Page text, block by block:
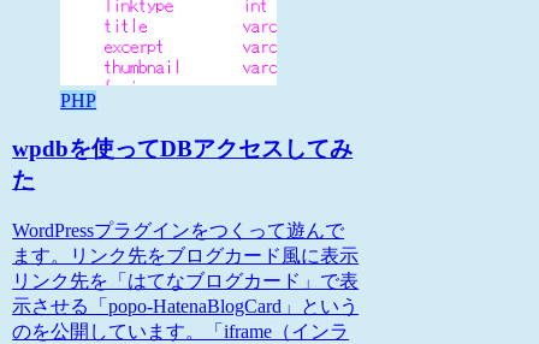
PHP
wpdbを使ってDBアクセスしてみ
た
WordPressプラグインをつくって遊んで
ます。リンク先をブログカード風に表示
リンク先を「はてなブログカード」で表
示させる「popo-HatenaBlogCard」という
のを公開しています。「iframe（インラ